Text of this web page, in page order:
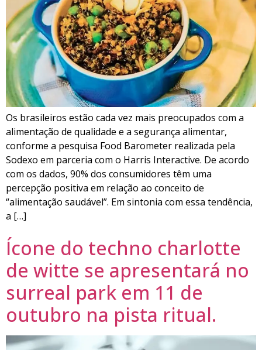
Os brasileiros estão cada vez mais preocupados com a
alimentação de qualidade e a segurança alimentar,
conforme a pesquisa Food Barometer realizada pela
Sodexo em parceria com o Harris Interactive. De acordo
com os dados, 90% dos consumidores têm uma
percepção positiva em relação ao conceito de
“alimentação saudável”. Em sintonia com essa tendência,
a […]
Ícone do techno charlotte
de witte se apresentará no
surreal park em 11 de
outubro na pista ritual.